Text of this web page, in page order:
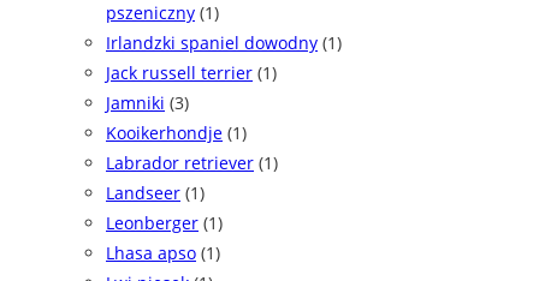
pszeniczny (1)
Irlandzki spaniel dowodny (1)
Jack russell terrier (1)
Jamniki (3)
Kooikerhondje (1)
Labrador retriever (1)
Landseer (1)
Leonberger (1)
Lhasa apso (1)